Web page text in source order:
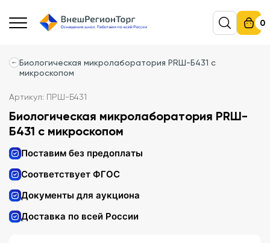
0
Биологическая микролаборатория PRШ-Б431 с
микроскопом
Артикул: ПРШ-Б431
Биологическая микролаборатория PRШ-
Б431 с микроскопом
Поставим без предоплаты
Соответствует ФГОС
Документы для аукциона
Доставка по всей России